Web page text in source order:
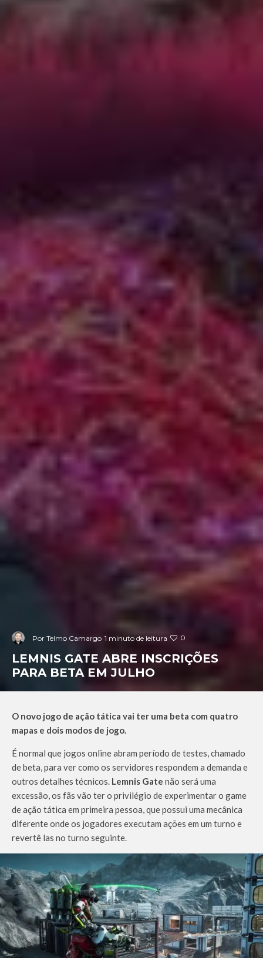
Por Telmo Camargo 1 minuto de leitura 0
LEMNIS GATE ABRE INSCRIÇÕES
PARA BETA EM JULHO
O novo jogo de ação tática vai ter uma beta com quatro
mapas e dois modos de jogo.
É normal que jogos online abram período de testes, chamado
de beta, para ver como os servidores respondem a demanda e
outros detalhes técnicos. Lemnis Gate não será uma
excessão, os fãs vão ter o privilégio de experimentar o game
de ação tática em primeira pessoa, que possui uma mecânica
diferente onde os jogadores executam ações em um turno e
revertê las no turno seguinte.